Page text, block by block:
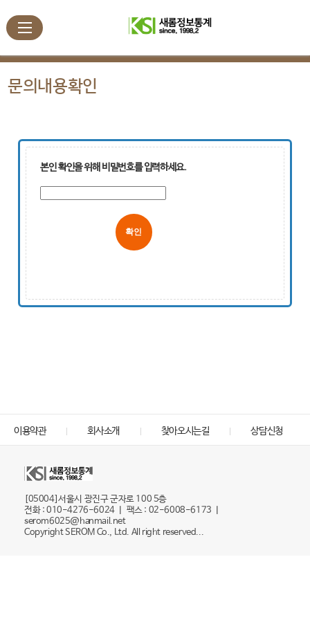
문의내용확인
본인 확인을 위해 비밀번호를 입력하세요.
이용약관 회사소개 찾아오시는길 상담신청
[05004]서울시 광진구 군자로 100 5층
전화 : 010-4276-6024 ㅣ 팩스 : 02-6008-6173 ㅣ
serom6025@hanmail.net
Copyright SEROM Co., Ltd. All right reserved...